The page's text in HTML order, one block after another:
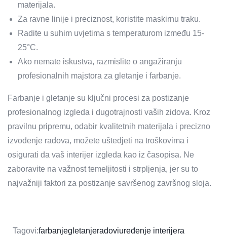
materijala.
Za ravne linije i preciznost, koristite maskirnu traku.
Radite u suhim uvjetima s temperaturom između 15-
25°C.
Ako nemate iskustva, razmislite o angažiranju
profesionalnih majstora za gletanje i farbanje.
Farbanje i gletanje su ključni procesi za postizanje
profesionalnog izgleda i dugotrajnosti vaših zidova. Kroz
pravilnu pripremu, odabir kvalitetnih materijala i precizno
izvođenje radova, možete uštedjeti na troškovima i
osigurati da vaš interijer izgleda kao iz časopisa. Ne
zaboravite na važnost temeljitosti i strpljenja, jer su to
najvažniji faktori za postizanje savršenog završnog sloja.
Tagovi:farbanjegletanjeradoviuređenje interijera